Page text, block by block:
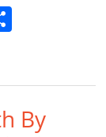
p
ar
By